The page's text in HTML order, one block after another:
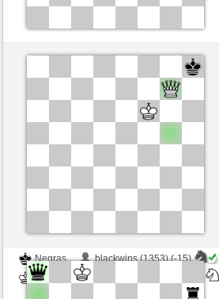
Blancas
PANAKA (1318) (+19)
Rpe2_1968 (1394) (-19)
Tiempo: 7 minutes/side + 3 seconds/move
Negras
blackwins (1353) (-15)
Blancas